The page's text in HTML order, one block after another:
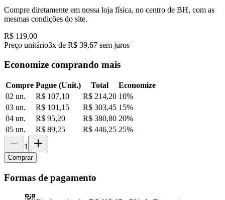
Compre diretamente em nossa loja física, no centro de BH, com as
mesmas condições do site.
R$ 119,00
Preço unitário3x de R$ 39,67 sem juros
Economize comprando mais
Compre Pague (Unit.) Total
Economize
02 un.
R$ 107,10 R$ 214,20 10%
03 un.
R$ 101,15 R$ 303,45 15%
04 un.
R$ 95,20 R$ 380,80 20%
05 un.
R$ 89,25 R$ 446,25 25%
1
Comprar
Formas de pagamento